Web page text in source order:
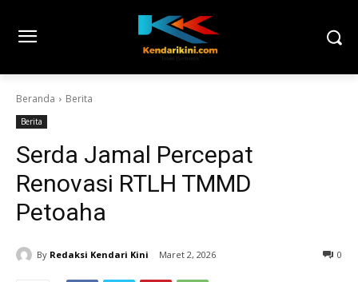
Beranda Berita
Berita
Serda Jamal Percepat
Renovasi RTLH TMMD
Petoaha
By Redaksi Kendari Kini Maret 2, 2026 0